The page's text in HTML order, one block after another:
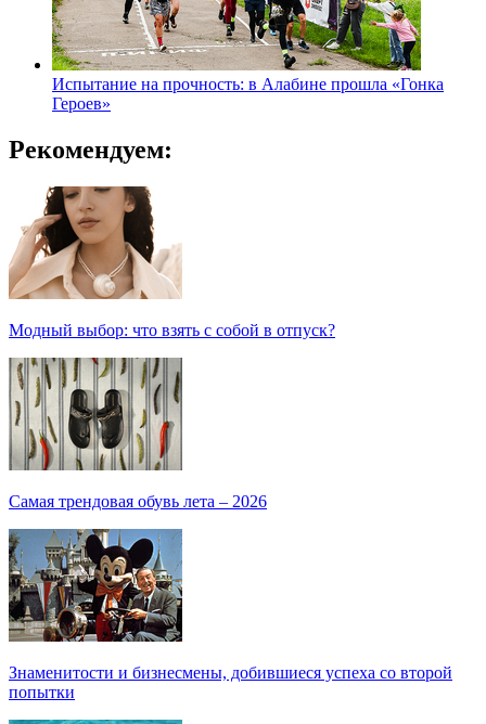
Испытание на прочность: в Алабине прошла «Гонка
Героев»
Рекомендуем:
Модный выбор: что взять с собой в отпуск?
Самая трендовая обувь лета – 2026
Знаменитости и бизнесмены, добившиеся успеха со второй
попытки